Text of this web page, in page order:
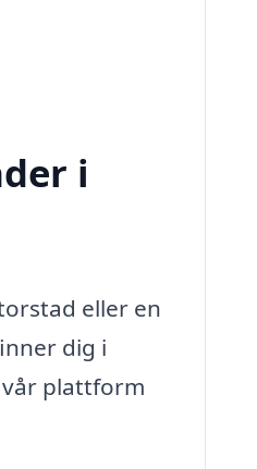
i
eller en
dig i
plattform